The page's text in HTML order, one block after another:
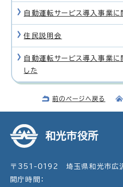
自動運転サービス導入事業
住民説明会
自動運転サービス導入事業
した
前のページへ戻る
和光市役所
〒351-0192 埼玉県和光市広
開庁時間：